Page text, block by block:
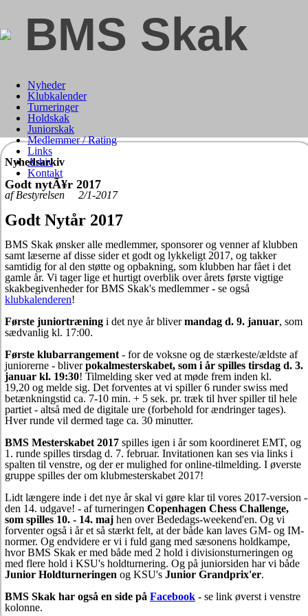
BMS Skak
Nyheder
Klubkalender
Turneringer
Holdskak
Juniorskak
Medlemmer / Rating
Links
Arkiv
Kontakt
Nyhedsarkiv
Godt nytÃ¥r 2017
af Bestyrelsen 2/1-2017
Godt Nytår 2017
BMS Skak ønsker alle medlemmer, sponsorer og venner af klubben
samt læserne af disse sider et godt og lykkeligt 2017, og takker
samtidig for al den støtte og opbakning, som klubben har fået i det
gamle år. Vi tager lige et hurtigt overblik over årets første vigtige
skakbegivenheder for BMS Skak's medlemmer - se også
klubkalenderen!
Første juniortræning i det nye år blivermandag d. 9. januar, som
sædvanlig kl. 17:00.
Første klubarrangement - for de voksne og de stærkeste/ældste af
juniorerne - bliverpokalmesterskabet, som i år spilles tirsdag d. 3.
januar kl. 19:30! Tilmelding sker ved at møde frem inden kl.
19,20 og melde sig. Det forventes at vi spiller 6 runder swiss med
betænkningstid ca. 7-10 min. + 5 sek. pr. træk til hver spiller til hele
partiet - altså med de digitale ure (forbehold for ændringer tages).
Hver runde vil dermed tage ca. 30 minutter.
BMS Mesterskabet 2017 spilles igen i år som koordineret EMT, og
1. runde spilles tirsdag d. 7. februar. Invitationen kan ses via links i
spalten til venstre, og der er mulighed for online-tilmelding. I øverste
gruppe spilles der om klubmesterskabet 2017!
Lidt længere inde i det nye år skal vi gøre klar til vores 2017-version -
den 14. udgave! - af turneringen Copenhagen Chess Challenge,
som spilles 10. - 14. maj hen over Bededags-weekend'en. Og vi
forventer også i år et så stærkt felt, at der både kan laves GM- og IM-
normer. Og endvidere er vi i fuld gang med sæsonens holdkampe,
hvor BMS Skak er med både med 2 hold i divisionsturneringen og
med flere hold i KSU's holdturnering. Og på juniorsiden har vi både
Junior Holdturneringen og KSU's Junior Grandprix'er.
BMS Skak har også en side på Facebook - se link øverst i venstre
kolonne.